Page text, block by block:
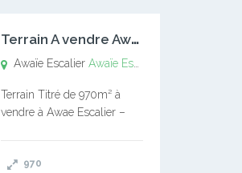
T
errain A vendre Awaïe Escalier
Awaïe EscalierAwaïe Escalier
Terrain Titré de 970m² à
vendre à Awae Escalier –
l’Université Catholique –
970